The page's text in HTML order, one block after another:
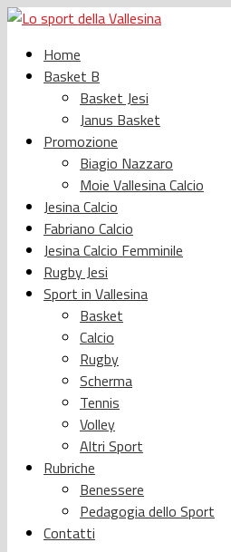
Home
Basket B
Basket Jesi
Janus Basket
Promozione
Biagio Nazzaro
Moie Vallesina Calcio
Jesina Calcio
Fabriano Calcio
Jesina Calcio Femminile
Rugby Jesi
Sport in Vallesina
Basket
Calcio
Rugby
Scherma
Tennis
Volley
Altri Sport
Rubriche
Benessere
Pedagogia dello Sport
Contatti